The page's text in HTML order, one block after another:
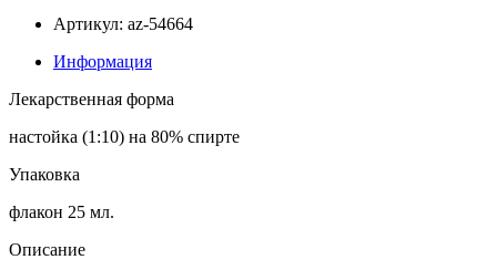
Артикул: az-54664
Информация
Лекарственная форма
настойка (1:10) на 80% спирте
Упаковка
флакон 25 мл.
Описание